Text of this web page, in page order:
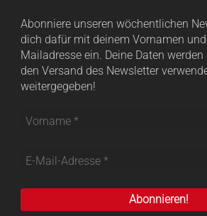
Abonniere unseren wöchentlichen
dich dafür mit deinem Vornamen und
Mailadresse ein. Deine Daten
den Versand des Newsletter
weitergegeben!